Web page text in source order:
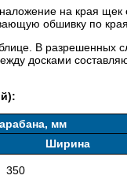
на края щек
обшивку по
В разрешенных
досками
мм
Ширина
350